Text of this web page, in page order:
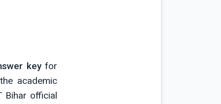
keyfor
academic
Bihar official